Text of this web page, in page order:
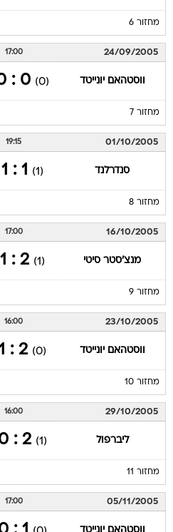
מחזור 6
24/09/2005
17:00
ווסטהאם יונייטד (0)
0 : 0
מחזור 7
01/10/2005
19:15
סנדרלנד (1)
1 : 1
מחזור 8
16/10/2005
17:00
מנצ'סטר סיטי (1)
2 : 1
מחזור 9
23/10/2005
16:00
ווסטהאם יונייטד (0)
2 : 1
מחזור 10
29/10/2005
16:00
ליברפול (1)
2 : 0
מחזור 11
05/11/2005
17:00
ווסטהאם יונייטד